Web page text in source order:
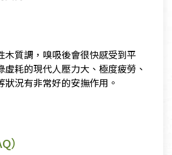
木質調，嗅吸後會很快感受到平
虛耗的現代人壓力大、極度疲勞、
狀況有非常好的安撫作用。
）